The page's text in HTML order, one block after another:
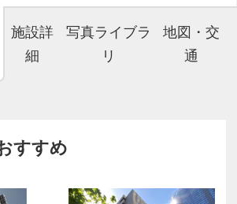
施設詳
細
写真ライブラ
リ
地図・交
通
すすめ